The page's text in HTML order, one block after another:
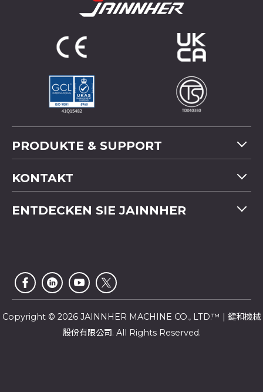
PRODUKTE & SUPPORT
Video
Kundendienst
KONTAKT
Taichung City,407
ENTDECKEN SIE JAINNHER
Newsletter
Copyright © 2026 JAINNHER MACHINE CO., LTD.™ | 鍵和機械
股份有限公司. All Rights Reserved.